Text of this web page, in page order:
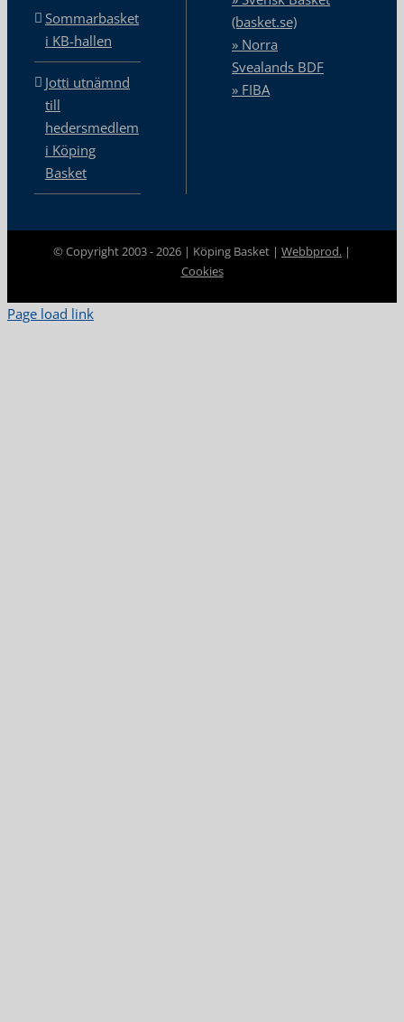
Sommarbasket
i KB-hallen
Jotti utnämnd
till
hedersmedlem
i Köping
Basket
(basket.se)
» Norra
Svealands BDF
» FIBA
© Copyright 2003 -2026 | Köping Basket | Webbprod. |
Cookies
Page load link